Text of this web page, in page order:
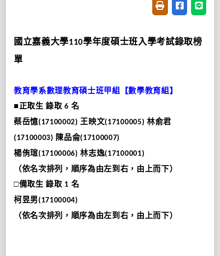
友善列印(開新視
分享至臉書
分享
國立嘉義大學110學年度碩士班入學考試錄取榜
單
教育學系數理教育碩士班甲組【數學教育組】
■正取生 錄取 6 名
蔡岳憶(17100002)王映文(17100005) 林俞君
(17100003) 陳品侖(17100007)
楊侑瑄(17100006)林志逸(17100001)
（依名次排列，順序為由左到右，由上而下）
□備取生 錄取 1 名
柯昱男(17100004)
（依名次排列，順序為由左到右，由上而下）